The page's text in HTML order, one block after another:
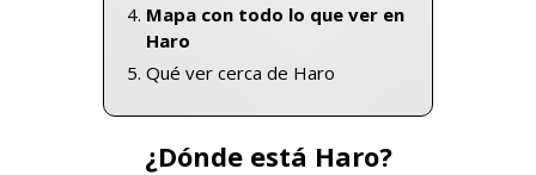
Mapa con todo lo que ver en
Haro
Qué ver cerca de Haro
¿Dónde está Haro?